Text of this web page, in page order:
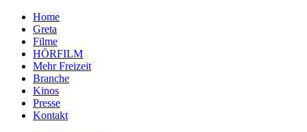
Home
Greta
Filme
HÖRFILM
Mehr Freizeit
Branche
Kinos
Presse
Kontakt